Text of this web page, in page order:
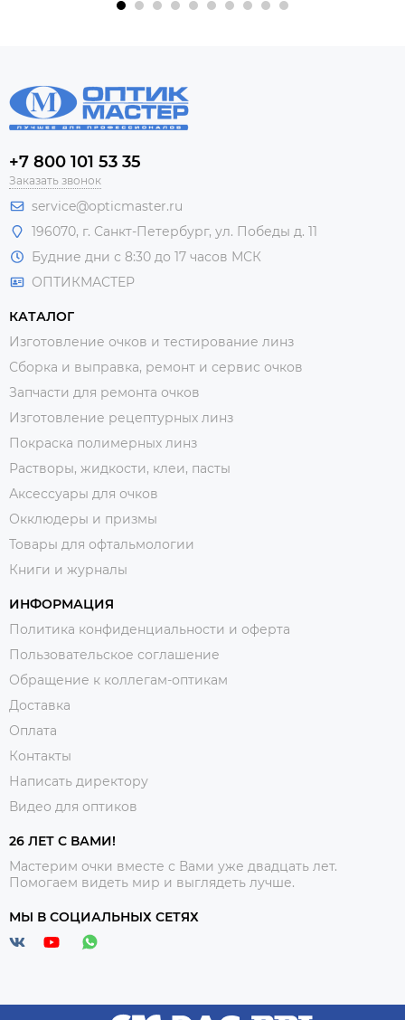
+7 800 101 53 35
Заказать звонок
service@opticmaster.ru
196070, г. Санкт-Петербург, ул. Победы д. 11
Будние дни с 8:30 до 17 часов МСК
ОПТИКМАСТЕР
КАТАЛОГ
Изготовление очков и тестирование линз
Сборка и выправка, ремонт и сервис очков
Запчасти для ремонта очков
Изготовление рецептурных линз
Покраска полимерных линз
Растворы, жидкости, клеи, пасты
Аксессуары для очков
Окклюдеры и призмы
Товары для офтальмологии
Книги и журналы
ИНФОРМАЦИЯ
Политика конфиденциальности и оферта
Пользовательское соглашение
Обращение к коллегам-оптикам
Доставка
Оплата
Контакты
Написать директору
Видео для оптиков
26 ЛЕТ С ВАМИ!
Мастерим очки вместе с Вами уже двадцать лет.
Помогаем видеть мир и выглядеть лучше.
МЫ В СОЦИАЛЬНЫХ СЕТЯХ